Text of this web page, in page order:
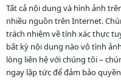
Tất cả nội dung và hình ảnh
nhiều nguồn trên Internet.
trách nhiệm về tính xác thực
bất kỳ nội dung nào vô tình
lòng liên hệ với chúng tôi –
ngay lập tức để đảm bảo